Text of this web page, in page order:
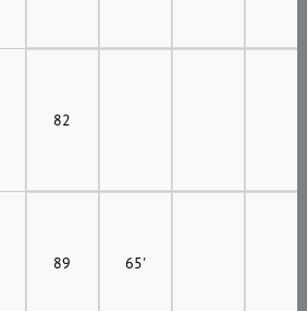
82
89 65'